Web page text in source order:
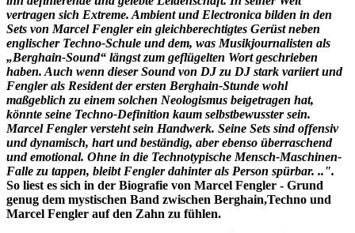
vertragen sich Extreme. Ambient und Electronica bilden in den
Sets von Marcel Fengler ein gleichberechtigtes Gerüst neben
englischer Techno-Schule und dem, was Musikjournalisten als
„Berghain-Sound“ längst zum geflügelten Wort geschrieben
haben. Auch wenn dieser Sound von DJ zu DJ stark variiert und
Fengler als Resident der ersten Berghain-Stunde wohl
maßgeblich zu einem solchen Neologismus beigetragen hat,
könnte seine Techno-Definition kaum selbstbewusster sein.
Marcel Fengler versteht sein Handwerk. Seine Sets sind offensiv
und dynamisch, hart und beständig, aber ebenso überraschend
und emotional. Ohne in die Technotypische Mensch-Maschinen-
Falle zu tappen, bleibt Fengler dahinter als Person spürbar. ..".
So liest es sich in der Biografie von Marcel Fengler - Grund
genug dem mystischen Band zwischen Berghain,Techno und
Marcel Fengler auf den Zahn zu fühlen.